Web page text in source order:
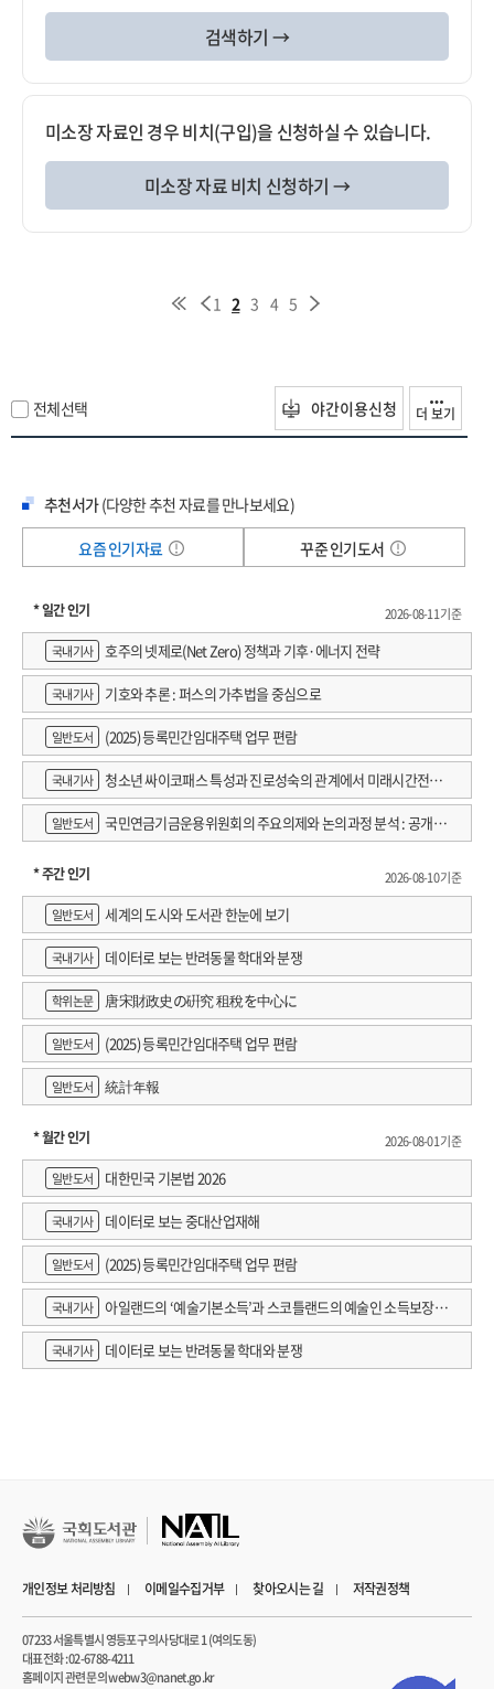
검색하기 →
미소장 자료인 경우 비치(구입)을 신청하실 수 있습니다.
미소장 자료 비치 신청하기 →
1 2 3 4 5
전체선택 야간이용신청 더 보기
추천서가(다양한 추천 자료를 만나보세요)
요즘 인기자료
꾸준 인기도서
* 일간 인기
2026-08-11 기준
국내기사
호주의 넷제로(Net Zero) 정책과 기후·에너지 전략
국내기사 기호와 추론 : 퍼스의 가추법을 중심으로
일반도서 (2025) 등록민간임대주택 업무 편람
국내기사
청소년 싸이코패스 특성과 진로성숙의 관계에서 미래시간전망
의 매개효과
일반도서
국민연금기금운용위원회의 주요의제와 논의과정 분석 : 공개 회
* 주간 인기
2026-08-10 기준
일반도서
세계의 도시와 도서관 한눈에 보기
국내기사 데이터로 보는 반려동물 학대와 분쟁
학위논문 唐宋財政史の硏究 租稅を中心に
일반도서 (2025) 등록민간임대주택 업무 편람
일반도서 統計年報
* 월간 인기
2026-08-01 기준
일반도서
대한민국 기본법 2026
국내기사 데이터로 보는 중대산업재해
일반도서 (2025) 등록민간임대주택 업무 편람
국내기사
아일랜드의 ‘예술기본소득’과 스코틀랜드의 예술인 소득보장정
책 논의
국내기사 데이터로 보는 반려동물 학대와 분쟁
개인정보 처리방침 이메일수집거부 찾아오시는 길 저작권정책
07233 서울특별시 영등포구 의사당대로 1 (여의도동)
대표전화 : 02-6788-4211
홈페이지 관련 문의 webw3@nanet.go.kr